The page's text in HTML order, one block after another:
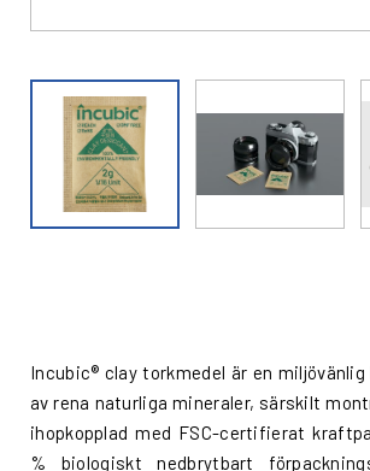
Incubic® clay torkmedel är en
av rena naturliga mineraler, särskilt
ihopkopplad med FSC-certifierat
% biologiskt nedbrytbart